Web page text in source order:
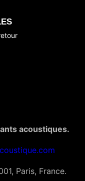
acoustiques.
Paris, France.